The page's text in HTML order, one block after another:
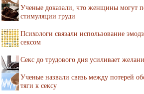
Ученые доказали, что женщины могут
стимуляции груди
Психологи связали использование
сексом
Секс до трудового дня усиливает
Ученые назвали связь между потерей
тяги к сексу